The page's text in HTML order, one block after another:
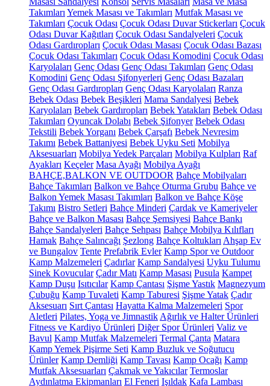
Takımları Yemek Masası ve Takımları Mutfak Masası ve
Takımları Çocuk Odası Çocuk Odası Duvar Stickerları Çocuk
Odası Duvar Kağıtları Çocuk Odası Sandalyeleri Çocuk
Odası Gardıropları Çocuk Odası Masası Çocuk Odası Bazası
Çocuk Odası Takımları Çocuk Odası Komodini Çocuk Odası
Karyolaları Genç Odası Genç Odası Takımları Genç Odası
Komodini Genç Odası Şifonyerleri Genç Odası Bazaları
Genç Odası Gardıropları Genç Odası Karyolaları Ranza
Bebek Odası Bebek Beşikleri Mama Sandalyesi Bebek
Karyolaları Bebek Gardıropları Bebek Yatakları Bebek Odası
Takımları Oyuncak Dolabı Bebek Şifonyer Bebek Odası
Tekstili Bebek Yorganı Bebek Çarşafı Bebek Nevresim
Takımı Bebek Battaniyesi Bebek Uyku Seti Mobilya
Aksesuarları Mobilya Yedek Parçaları Mobilya Kulpları Raf
Ayakları Keçeler Masa Ayağı Mobilya Ayağı
BAHÇE,BALKON VE OUTDOOR Bahçe Mobilyaları
Bahçe Takımları Balkon ve Bahçe Oturma Grubu Bahçe ve
Balkon Yemek Masası Takımları Balkon ve Bahçe Köşe
Takımı Bistro Setleri Bahçe Minderi Çardak ve Kameriyeler
Bahçe ve Balkon Masası Bahçe Şemsiyesi Bahçe Bankı
Bahçe Sandalyeleri Bahçe Sehpası Bahçe Mobilya Kılıfları
Hamak Bahçe Salıncağı Şezlong Bahçe Koltukları Ahşap Ev
ve Bungalov Tente Prefabrik Evler Kamp Spor ve Outdoor
Kamp Malzemeleri Çadırlar Kamp Sandalyesi Uyku Tulumu
Sinek Kovucular Çadır Matı Kamp Masası Pusula Kampet
Kamp Duşu Isıtıcılar Kamp Çantası Şişme Yastık Magnezyum
Çubuğu Kamp Tuvaleti Kamp Taburesi Şişme Yatak Çadır
Aksesuarı Sırt Çantası Hayatta Kalma Malzemeleri Spor
Aletleri Pilates, Yoga ve Jimnastik Ağırlık ve Halter Ürünleri
Fitness ve Kardiyo Ürünleri Diğer Spor Ürünleri Valiz ve
Bavul Kamp Mutfak Malzemeleri Termal Çanta Matara
Kamp Yemek Pişirme Seti Kamp Buzluk ve Soğutucu
Ürünler Kamp Demliği Kamp Tavası Kamp Ocağı Kamp
Mutfak Aksesuarları Çakmak ve Yakıcılar Termoslar
Aydınlatma Ekipmanları El Feneri Işıldak Kafa Lambası